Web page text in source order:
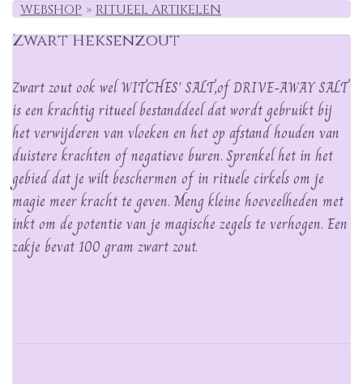
WEBSHOP RITUEEL ARTIKELEN
Zwart Heksenzout
Zwart zout ook wel WITCHES' SALT,of DRIVE-AWAY SALT
is een krachtig ritueel bestanddeel dat wordt gebruikt bij
het verwijderen van vloeken en het op afstand houden van
duistere krachten of negatieve buren. Sprenkel het in het
gebied dat je wilt beschermen of in rituele cirkels om je
magie meer kracht te geven. Meng kleine hoeveelheden met
inkt om de potentie van je magische zegels te verhogen. Een
zakje bevat 100 gram zwart zout.